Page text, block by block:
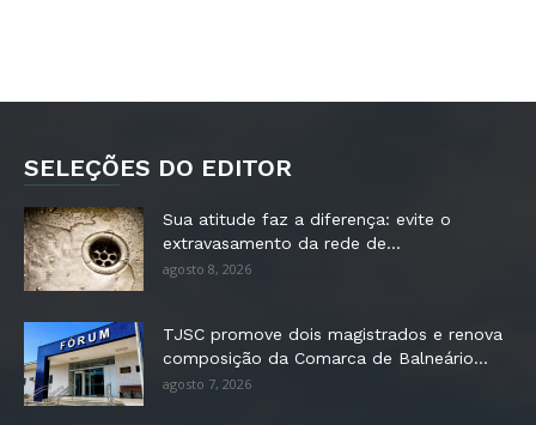
SELEÇÕES DO EDITOR
Sua atitude faz a diferença: evite o
extravasamento da rede de...
agosto 8, 2026
TJSC promove dois magistrados e renova
composição da Comarca de Balneário...
agosto 7, 2026